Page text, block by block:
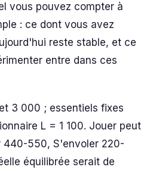
vous pouvez compter à
: ce dont vous avez
reste stable, et ce
entre dans ces
3 000 ; essentiels fixes
L = 1 100. Jouer peut
440-550, S'envoler 220-
équilibrée serait de